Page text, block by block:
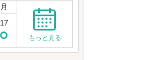
月
17
もっと見る